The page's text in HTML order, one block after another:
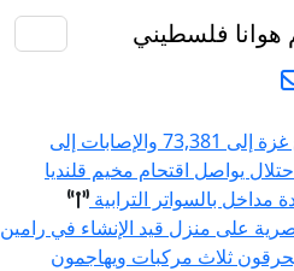
هوانا فلسطيني
ارتفاع حصيلة الشهداء في قطاع غزة إلى 73,381 والإصابات إلى
يواصل اقتحام مخيم قلنديا
بالسواتر الترابية
على منزل قيد الإنشاء في رامين
ثلاث مركبات ويهاجمون